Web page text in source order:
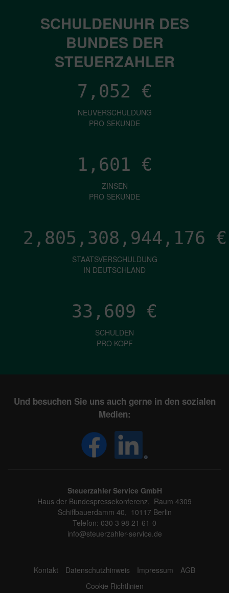
SCHULDENUHR DES
BUNDES DER
STEUERZAHLER
7,052 €
NEUVERSCHULDUNG
PRO SEKUNDE
1,601 €
ZINSEN
PRO SEKUNDE
2,805,308,946,298 €
STAATSVERSCHULDUNG
IN DEUTSCHLAND
33,609 €
SCHULDEN
PRO KOPF
Und besuchen Sie uns auch gerne in den sozialen
Medien:
Steuerzahler Service GmbH
Haus der Bundespressekonferenz, Raum 4309
Schiffbauerdamm 40, 10117 Berlin
Telefon: 030 3 98 21 61-0
info@steuerzahler-service.de
Kontakt Datenschutzhinweis Impressum
AGB
Cookie Richtlinien